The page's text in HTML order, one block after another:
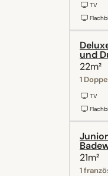
TV
und
22m²
1
TV
21m²
1